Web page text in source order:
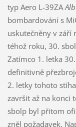
typ Aero L-39ZA
bombardování s
uskutečněny v září
téhož roku, 30.
Zatímco 1. letka
definitivně
2. letky tohoto
završit až na konci
sbolp byl přitom
zněl požadavek.